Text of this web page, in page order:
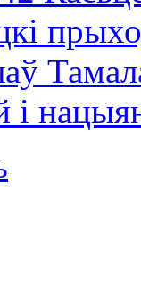
і